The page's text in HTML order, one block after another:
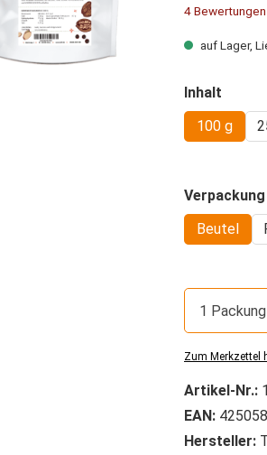
4 Bewertungen
auf Lager,
Inhalt
100 g
Verpackung
Beutel
1 Packung
Zum Merkzettel
Artikel-Nr.:
EAN:
Hersteller: